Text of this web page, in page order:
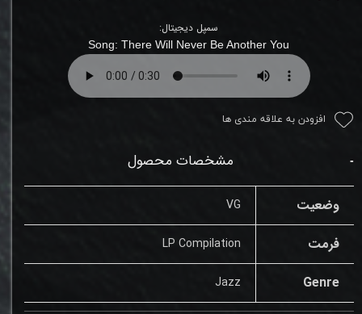
سمپل دیجیتال:
Song:There Will Never Be Another You
افزودن به علاقه مندی ها
مشخصات محصول
وضعیت VG
فرمت LP Compilation
Genre
Jazz